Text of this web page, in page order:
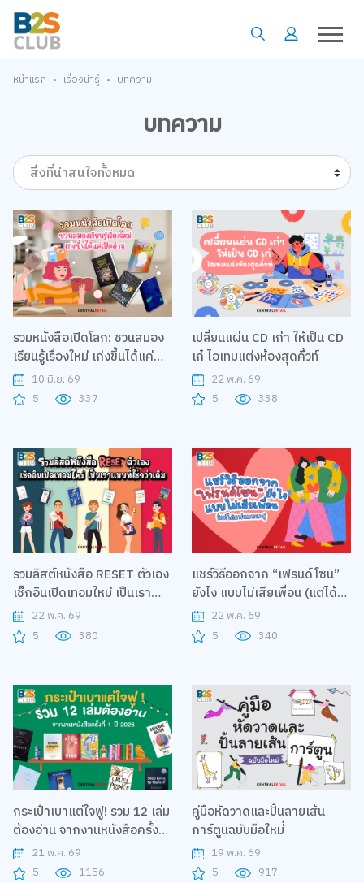
หน้าแรก • เรื่องน่ารู้ • บทความ
บทความ
สิ่งที่น่าสนใจทั้งหมด
รวมหนังสือเปิดโลก: ชวนสมอง
เรียนรู้เรื่องใหม่ เก่งขึ้นได้แค่
เปิดอ่าน10 มิ.ย. 69
5
337
เปลี่ยนแผ่น CD เก่า ให้เป็น CD
เก๋ ไอเทมแต่งห้องสุดคิ้วท์
22 พ.ค. 69
5
338
รวมลิสต์หนังสือ RESET ตัวเอง
เช็กอินเปิดเทอมใหม่ เป็นเรา
แบบที่ใช่กว่าเดิม
22 พ.ค. 69
5
380
แชร์วิธีออกจาก “เฟรนด์โซน”
ยังไง แบบไม่เสียเพื่อน (แต่ได้
แฟนแทน ><)
22 พ.ค. 69
5
340
กระเป๋าเบาแต่ใจฟู! รวม 12 เล่ม
ต้องอ่าน จากงานหนังสือครั้งที่
1 ปี 2026
21 พ.ค. 69
5
1156
คู่มือหัดวาดและปั้นลายเส้น
การ์ตูนฉบับมือใหม่่
19 พ.ค. 69
5
917